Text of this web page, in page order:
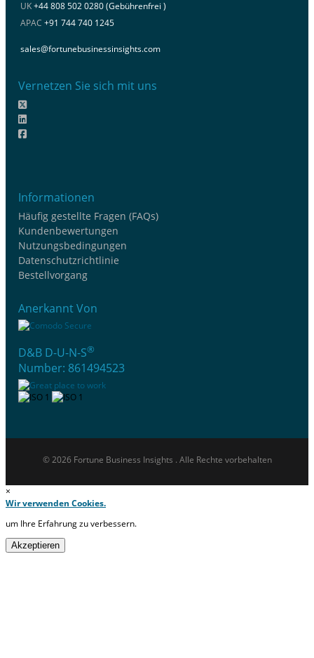
UK+44 808 502 0280 (Gebührenfrei )
APAC +91 744 740 1245
sales@fortunebusinessinsights.com
Vernetzen Sie sich mit uns
Informationen
Häufig gestellte Fragen (FAQs)
Kundenbewertungen
Nutzungsbedingungen
Datenschutzrichtlinie
Bestellvorgang
Anerkannt Von
D&B D-U-N-S®
Number: 861494523
© 2026 Fortune Business Insights . Alle Rechte vorbehalten
×
Wir verwenden Cookies.
um Ihre Erfahrung zu verbessern.
Akzeptieren